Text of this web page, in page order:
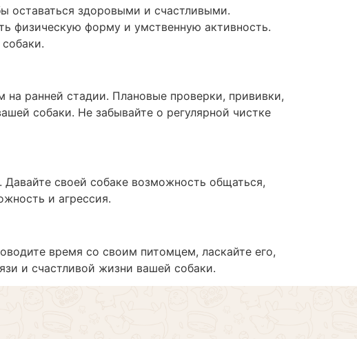
оставаться здоровыми и счастливыми.
физическую форму и умственную активность.
ранней стадии. Плановые проверки, прививки,
собаки. Не забывайте о регулярной чистке
своей собаке возможность общаться,
и агрессия.
время со своим питомцем, ласкайте его,
и счастливой жизни вашей собаки.